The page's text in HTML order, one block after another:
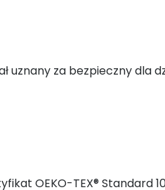
uznany za bezpieczny dla
OEKO-TEX® Standard